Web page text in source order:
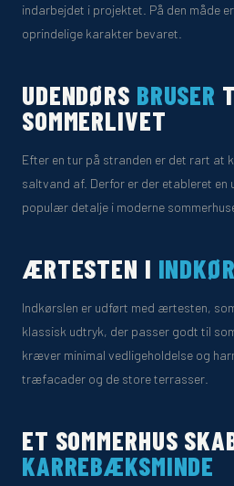
indarbejdet i projektet. På den måde
oprindelige karakter bevaret.
UDENDØRS BRUSER
SOMMERLIVET
Efter en tur på stranden er det rart at
saltvand af. Derfor er der etableret en
populær detalje i moderne
ÆRTESTEN I
Indkørslen er udført med ærtesten,
klassisk udtryk, der passer godt til
kræver minimal vedligeholdelse og
træfacader og de store terrasser.
ET SOMMERHUS
KARREBÆKSMINDE